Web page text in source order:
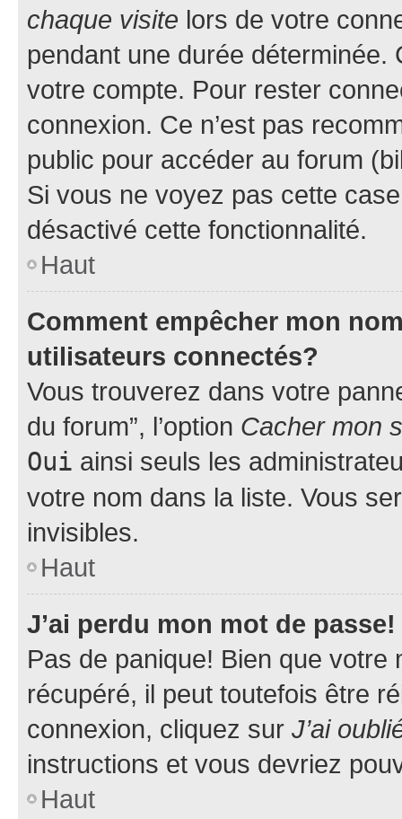
chaque visite lors de votre
pendant une durée déterminée.
votre compte. Pour rester
connexion. Ce n’est pas
public pour accéder au forum
Si vous ne voyez pas cette
désactivé cette fonctionnalité.
Haut
Comment empêcher mon
utilisateurs connectés?
Vous trouverez dans votre
du forum”, l’option Cacher mon
Oui ainsi seuls les
votre nom dans la liste. Vous
invisibles.
Haut
J’ai perdu mon mot de passe!
Pas de panique! Bien que
récupéré, il peut toutefois être
connexion, cliquez sur J’ai
instructions et vous devriez
Haut